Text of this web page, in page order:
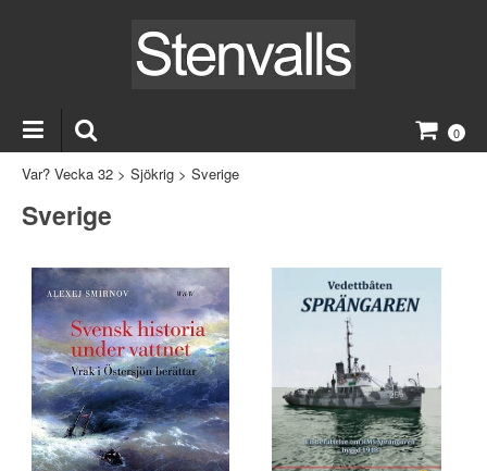
0
Var? Vecka 32 > Sjökrig > Sverige
Sverige